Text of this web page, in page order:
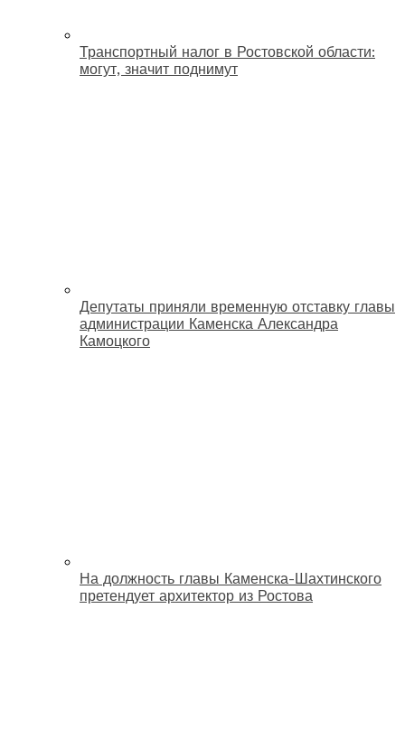
Транспортный налог в Ростовской области:
могут, значит поднимут
Депутаты приняли временную отставку главы
администрации Каменска Александра
Камоцкого
На должность главы Каменска-Шахтинского
претендует архитектор из Ростова